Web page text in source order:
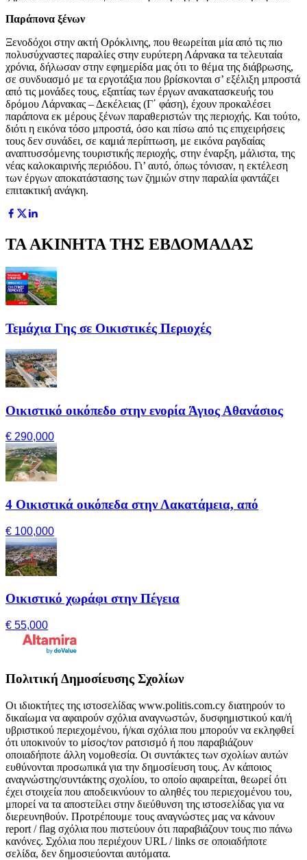
Παράπονα ξένων
Ξενοδόχοι στην ακτή Ορόκλινης, που θεωρείται μία από τις πιο
πολυσύχναστες παραλίες στην ευρύτερη Λάρνακα τα τελευταία
χρόνια, δήλωσαν στην εφημερίδα μας ότι το θέμα της διάβρωσης,
σε συνδυασμό με τα εργοτάξια που βρίσκονται σ’ εξέλιξη μπροστά
από τις μονάδες τους, εξαιτίας των έργων ανακατασκευής του
δρόμου Λάρνακας – Δεκέλειας (Γ΄ φάση), έχουν προκαλέσει
παράπονα εκ μέρους ξένων παραθεριστών της περιοχής. Και τούτο,
διότι η εικόνα τόσο μπροστά, όσο και πίσω από τις επιχειρήσεις
τους δεν συνάδει, σε καμιά περίπτωση, με εικόνα ραγδαίας
αναπτυσσόμενης τουριστικής περιοχής, στην έναρξη, μάλιστα, της
νέας καλοκαιρινής περιόδου. Γι’ αυτό, όπως τόνισαν, η εκτέλεση
των έργων αποκατάστασης των ζημιών στην παραλία φαντάζει
επιτακτική ανάγκη.
ΤΑ ΑΚΙΝΗΤΑ ΤΗΣ ΕΒΔΟΜΑΔΑΣ
Τεμάχια Γης σε Οικιστικές Περιοχές
Οικιστικό οικόπεδο στην ενορία Άγιος Αθανάσιος
€ 290,000
4 Οικιστικά οικόπεδα στην Λακατάμεια, από
€ 100,000
Οικιστικό χωράφι στην Πέγεια
€ 55,000
Πολιτική Δημοσίευσης Σχολίων
Οι ιδιοκτήτες της ιστοσελίδας www.politis.com.cy διατηρούν το
δικαίωμα να αφαιρούν σχόλια αναγνωστών, δυσφημιστικού και/ή
υβριστικού περιεχομένου, ή/και σχόλια που μπορούν να εκληφθεί
ότι υποκινούν το μίσος/τον ρατσισμό ή που παραβιάζουν
οποιαδήποτε άλλη νομοθεσία. Οι συντάκτες των σχολίων αυτών
ευθύνονται προσωπικά για την δημοσίευση τους. Αν κάποιος
αναγνώστης/συντάκτης σχολίου, το οποίο αφαιρείται, θεωρεί ότι
έχει στοιχεία που αποδεικνύουν το αληθές του περιεχομένου του,
μπορεί να τα αποστείλει στην διεύθυνση της ιστοσελίδας για να
διερευνηθούν. Προτρέπουμε τους αναγνώστες μας να κάνουν
report / flag σχόλια που πιστεύουν ότι παραβιάζουν τους πιο πάνω
κανόνες. Σχόλια που περιέχουν URL / links σε οποιαδήποτε
σελίδα, δεν δημοσιεύονται αυτόματα.